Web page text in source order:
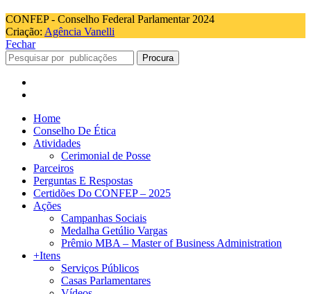
CONFEP - Conselho Federal Parlamentar 2024
Criação: Agência Vanelli
Fechar
Procura
Home
Conselho De Ética
Atividades
Cerimonial de Posse
Parceiros
Perguntas E Respostas
Certidões Do CONFEP – 2025
Ações
Campanhas Sociais
Medalha Getúlio Vargas
Prêmio MBA – Master of Business Administration
+Itens
Serviços Públicos
Casas Parlamentares